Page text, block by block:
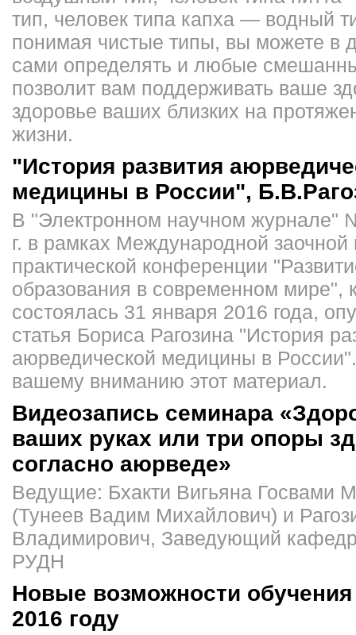
тип, человек типа капха — водный
понимая чистые типы, вы можете в
сами определять и любые
позволит вам поддерживать ваше
здоровье ваших близких на
жизни.
"История развития
медицины в России",
В "Электронном научном журнале"
г. в рамках Международной заочной
практической конференции
образования в современном мире",
состоялась 31 января 2016 года,
статья Бориса Рагозина "История
аюрведической медицины в
вашему вниманию этот материал.
Видеозапись семинара
ваших руках или три опоры
согласно аюрведе»
Ведущие: Бхакти Вигьяна Госвами
(Тунеев Вадим Михайлович) и
Владимирович, Заведующий
РУДН
Новые возможности
2016 году